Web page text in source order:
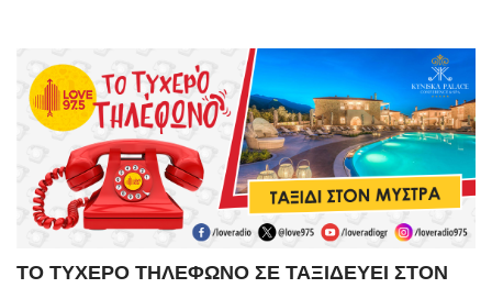
ΤΟ ΤΥΧΕΡΟ ΤΗΛΕΦΩΝΟ ΣΕ ΤΑΞΙΔΕΥΕΙ ΣΤΟΝ